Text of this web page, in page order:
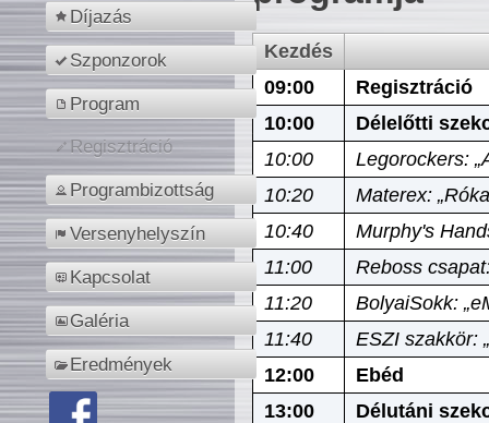
Díjazás
Szponzorok
Program
Regisztráció
Programbizottság
Versenyhelyszín
Kapcsolat
Galéria
Eredmények
Kezdés
09:00
Regisztráció
10:00
Délelőtti
10:00
Legorockers:
10:20
Materex:
10:40
Murphy's
11:00
Reboss
11:20
BolyaiSokk:
11:40
ESZI szakkör:
12:00
Ebéd
13:00
Délutáni